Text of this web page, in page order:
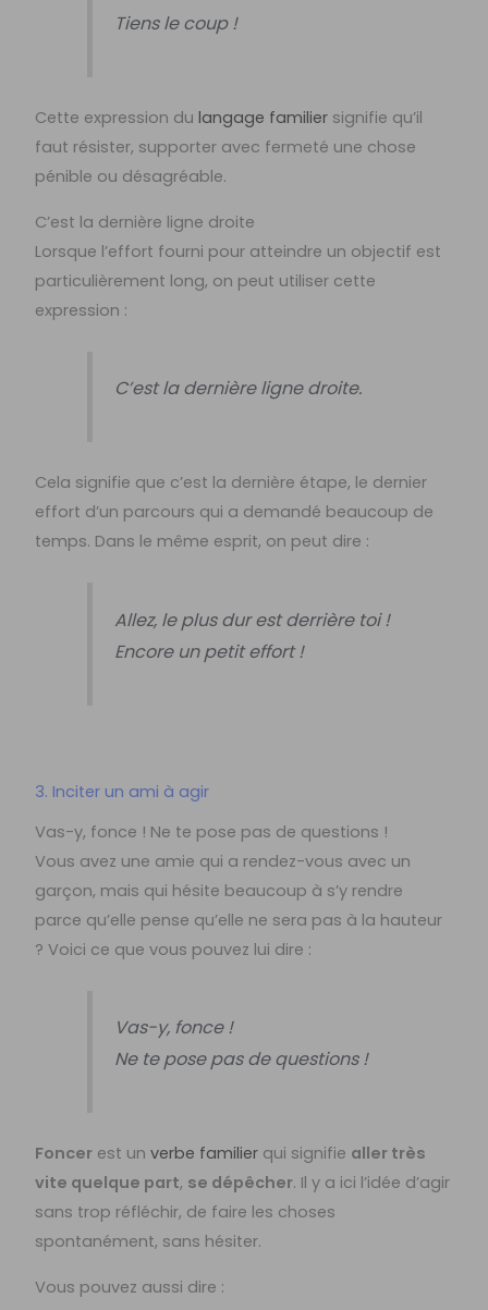
Tiens le coup !
Cette expression dulangage familier signifie qu’il
faut résister, supporter avec fermeté une chose
pénible ou désagréable.
C’est la dernière ligne droite
Lorsque l’effort fourni pour atteindre un objectif est
particulièrement long, on peut utiliser cette
expression :
C’est la dernière ligne droite.
Cela signifie que c’est la dernière étape, le dernier
effort d’un parcours qui a demandé beaucoup de
temps. Dans le même esprit, on peut dire :
Allez, le plus dur est derrière toi !
Encore un petit effort !
3. Inciter un ami à agir
Vas-y, fonce ! Ne te pose pas de questions !
Vous avez une amie qui a rendez-vous avec un
garçon, mais qui hésite beaucoup à s’y rendre
parce qu’elle pense qu’elle ne sera pas à la hauteur
? Voici ce que vous pouvez lui dire :
Vas-y, fonce !
Ne te pose pas de questions !
Foncer est unverbe familier qui signifie aller très
vite quelque part, se dépêcher. Il y a ici l’idée d’agir
sans trop réfléchir, de faire les choses
spontanément, sans hésiter.
Vous pouvez aussi dire :